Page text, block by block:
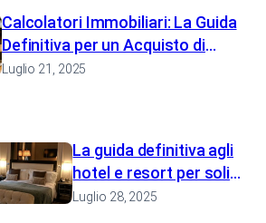
Calcolatori Immobiliari: La Guida
Definitiva per un Acquisto di
Casa più Intelligente e una
Luglio 21, 2025
La guida definitiva agli
hotel e resort per soli
adulti
Luglio 28, 2025